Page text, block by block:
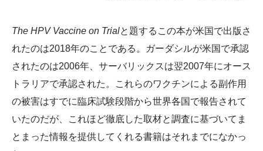
The HPV Vaccine on Trialと題するこの本が米国で出版さ
れたのは2018年のことである。ガーダシルが米国で承認
されたのは2006年、サーバリックスは翌2007年にオース
トラリアで承認された。これらのワクチンによる副作用
の被害はすでに臨床試験段階から世界各国で報告されて
いたのだが、これほど徹底した取材と調査に基づいてま
とまった情報を提供してくれる書籍はそれまでになかっ